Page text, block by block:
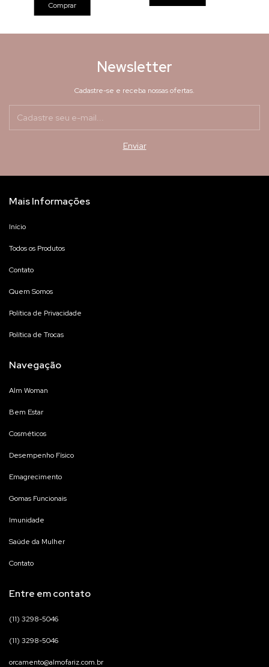
Comprar
Newsletter
Cadastre-se e receba nossas ofertas.
Mais Informações
Início
Todos os Produtos
Contato
Quem Somos
Política de Privacidade
Política de Trocas
Navegação
Alm Woman
Bem Estar
Cosméticos
Desempenho Físico
Emagrecimento
Gomas Funcionais
Imunidade
Saúde da Mulher
Contato
Entre em contato
(11) 3298-5046
(11) 3298-5046
orcamento@almofariz.com.br